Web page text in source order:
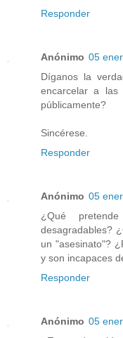
Responder
Anónimo 05
Díganos la
encarcelar a las
públicamente?
Sincérese.
Responder
Anónimo 05
¿Qué
desagradables?
un "asesinato"?
y son incapaces
Responder
Anónimo 05